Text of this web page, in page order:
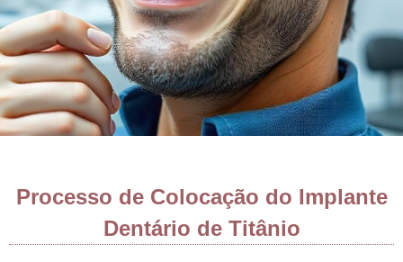
Processo de Colocação do Implante
Dentário de Titânio